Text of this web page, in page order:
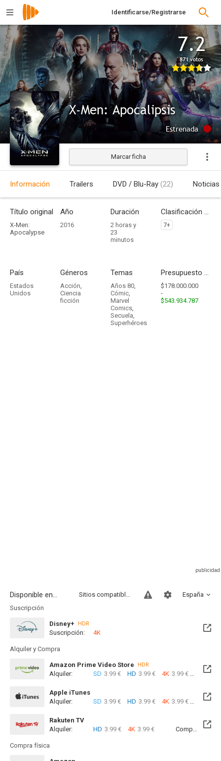
Identificarse/Registrarse
7.2
871 votos
X-Men: Apocalipsis
Estrenada
Marcar ficha
Información Trailers DVD / Blu-Ray (22) Noticias
Título original
X-Men:
Apocalypse
Año
2016
Duración
2 horas y
23
minutos
Clasificación por edades
7+
País
Estados
Unidos
Géneros
Acción,
Ciencia
ficción
Temas
Años 80,
Cómic,
Marvel
Comics,
Secuela,
Superhéroes
Presupuesto - Ingresos
$178.000.000
-
$543.934.787
Disponible en... España
Sitios compatibles
Suscripción
Disney+ HDR
Suscripción: 4K
Alquiler y Compra
Amazon Prime Video Store HDR
Alquiler: SD 3.99 € HD 3.99 € 4K 3.99 €
Apple iTunes
Alquiler:
SD 3.99 € HD 3.99 € 4K 3.99 €
Rakuten TV
Alquiler:
HD 3.99 € 4K 3.99 € Compra: SD
Compra física